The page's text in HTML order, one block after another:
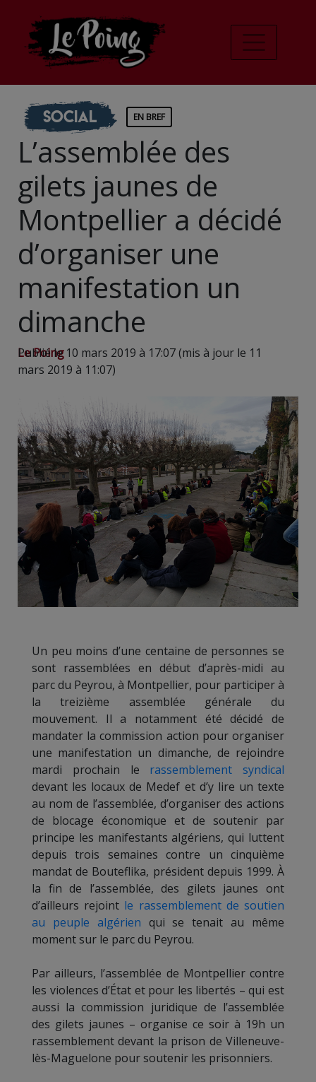
Social EN BREF
L’assemblée des
gilets jaunes de
Montpellier a décidé
d’organiser une
manifestation un
dimanche
Le Poing
Publié le 10 mars 2019 à 17:07 (mis à jour le 11
mars 2019 à 11:07)
Un peu moins d’une centaine de personnes se
sont rassemblées en début d’après-midi au
parc du Peyrou, à Montpellier, pour participer à
la treizième assemblée générale du
mouvement. Il a notamment été décidé de
mandater la commission action pour organiser
une manifestation un dimanche, de rejoindre
mardi prochain le rassemblement syndical
devant les locaux de Medef et d’y lire un texte
au nom de l’assemblée, d’organiser des actions
de blocage économique et de soutenir par
principe les manifestants algériens, qui luttent
depuis trois semaines contre un cinquième
mandat de Bouteflika, président depuis 1999. À
la fin de l’assemblée, des gilets jaunes ont
d’ailleurs rejoint le rassemblement de soutien
au peuple algérien qui se tenait au même
moment sur le parc du Peyrou.
Par ailleurs, l’assemblée de Montpellier contre
les violences d’État et pour les libertés – qui est
aussi la commission juridique de l’assemblée
des gilets jaunes – organise ce soir à 19h un
rassemblement devant la prison de Villeneuve-
lès-Maguelone pour soutenir les prisonniers.